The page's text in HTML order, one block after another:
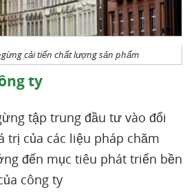
cải tiến chất lượng sản phẩm
ty
tập trung đầu tư vào đổi
trị của các liệu pháp chăm
đến mục tiêu phát triển bền
công ty